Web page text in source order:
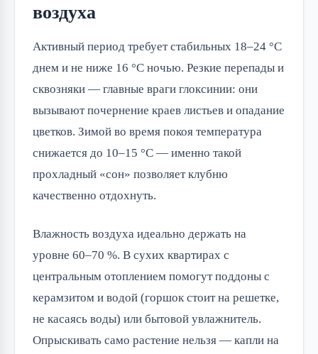
воздуха
Активный период требует стабильных 18–24 °C
днем и не ниже 16 °C ночью. Резкие перепады и
сквозняки — главные враги глоксинии: они
вызывают почернение краев листьев и опадание
цветков. Зимой во время покоя температура
снижается до 10–15 °C — именно такой
прохладный «сон» позволяет клубню
качественно отдохнуть.
Влажность воздуха идеально держать на
уровне 60–70 %. В сухих квартирах с
центральным отоплением помогут поддоны с
керамзитом и водой (горшок стоит на решетке,
не касаясь воды) или бытовой увлажнитель.
Опрыскивать само растение нельзя — капли на